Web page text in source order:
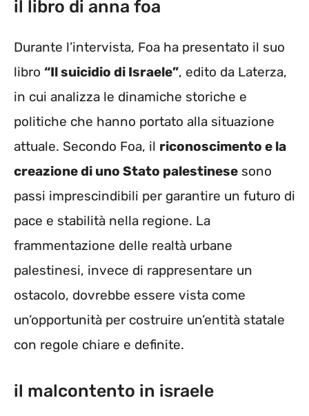
il libro di anna foa
Durante l’intervista, Foa ha presentato il suo
libro “Il suicidio di Israele”, edito da Laterza,
in cui analizza le dinamiche storiche e
politiche che hanno portato alla situazione
attuale. Secondo Foa, il riconoscimento e la
creazione di uno Stato palestinese sono
passi imprescindibili per garantire un futuro di
pace e stabilità nella regione. La
frammentazione delle realtà urbane
palestinesi, invece di rappresentare un
ostacolo, dovrebbe essere vista come
un’opportunità per costruire un’entità statale
con regole chiare e definite.
il malcontento in israele